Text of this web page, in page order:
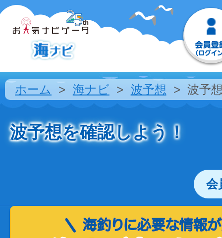
ホーム 海ナビ 波予想 波予
波予想を確認しよう！
会